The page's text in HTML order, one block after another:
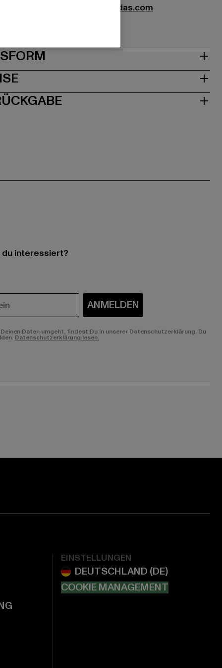
serviceinfo@onlineshop.adidas.com
PASSFORM
interessiert?
ANMELDEN
Daten umgeht, findest Du in unserer Datenschutzerklärung. Du
Datenschutzerklärung lesen.
EINSTELLUNGEN
COOKIE MANAGEMENT